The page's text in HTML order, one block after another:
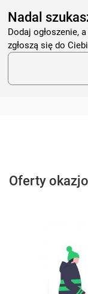
Nadal
Dodaj ogłoszenie,
zgłoszą się do
Oferty